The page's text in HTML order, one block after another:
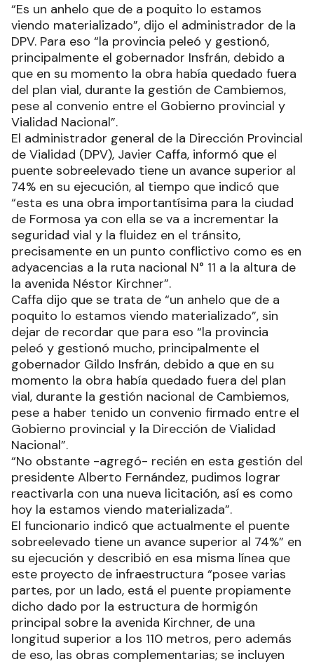
“Es un anhelo que de a poquito lo estamos
viendo materializado”, dijo el administrador de la
DPV. Para eso “la provincia peleó y gestionó,
principalmente el gobernador Insfrán, debido a
que en su momento la obra había quedado fuera
del plan vial, durante la gestión de Cambiemos,
pese al convenio entre el Gobierno provincial y
Vialidad Nacional”.
El administrador general de la Dirección Provincial
de Vialidad (DPV), Javier Caffa, informó que el
puente sobreelevado tiene un avance superior al
74% en su ejecución, al tiempo que indicó que
“esta es una obra importantísima para la ciudad
de Formosa ya con ella se va a incrementar la
seguridad vial y la fluidez en el tránsito,
precisamente en un punto conflictivo como es en
adyacencias a la ruta nacional N° 11 a la altura de
la avenida Néstor Kirchner”.
Caffa dijo que se trata de “un anhelo que de a
poquito lo estamos viendo materializado”, sin
dejar de recordar que para eso “la provincia
peleó y gestionó mucho, principalmente el
gobernador Gildo Insfrán, debido a que en su
momento la obra había quedado fuera del plan
vial, durante la gestión nacional de Cambiemos,
pese a haber tenido un convenio firmado entre el
Gobierno provincial y la Dirección de Vialidad
Nacional”.
“No obstante -agregó- recién en esta gestión del
presidente Alberto Fernández, pudimos lograr
reactivarla con una nueva licitación, así es como
hoy la estamos viendo materializada”.
El funcionario indicó que actualmente el puente
sobreelevado tiene un avance superior al 74%” en
su ejecución y describió en esa misma línea que
este proyecto de infraestructura “posee varias
partes, por un lado, está el puente propiamente
dicho dado por la estructura de hormigón
principal sobre la avenida Kirchner, de una
longitud superior a los 110 metros, pero además
de eso, las obras complementarias; se incluyen